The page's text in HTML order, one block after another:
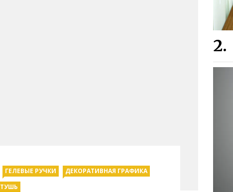
ГЕЛЕВЫЕ РУЧКИ
ДЕКОРАТИВНАЯ ГРАФИКА
ТУШЬ